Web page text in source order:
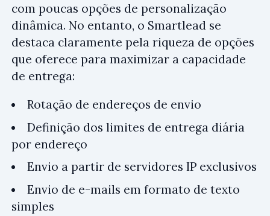
com poucas opções de personalização
dinâmica. No entanto, o Smartlead se
destaca claramente pela riqueza de opções
que oferece para maximizar a capacidade
de entrega:
Rotação de endereços de envio
Definição dos limites de entrega diária
por endereço
Envio a partir de servidores IP exclusivos
Envio de e-mails em formato de texto
simples